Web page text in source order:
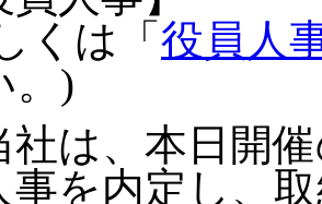
くは「 役員人
。)
は、本日開
事を内定し、